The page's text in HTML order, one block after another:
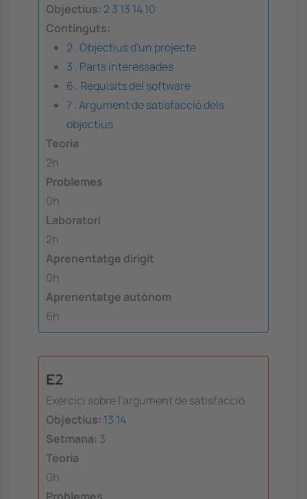
Objectius: 23 13 1410
Continguts:
2 . Objectius d'un projecte
3 . Parts interessades
6 . Requisits del software
7 . Argument de satisfacció dels
objectius
Teoria
2h
Problemes
0h
Laboratori
2h
Aprenentatge dirigit
0h
Aprenentatge autònom
6h
E2
Exercici sobre l'argument de satisfacció
Objectius: 13 14
Setmana: 3
Teoria
0h